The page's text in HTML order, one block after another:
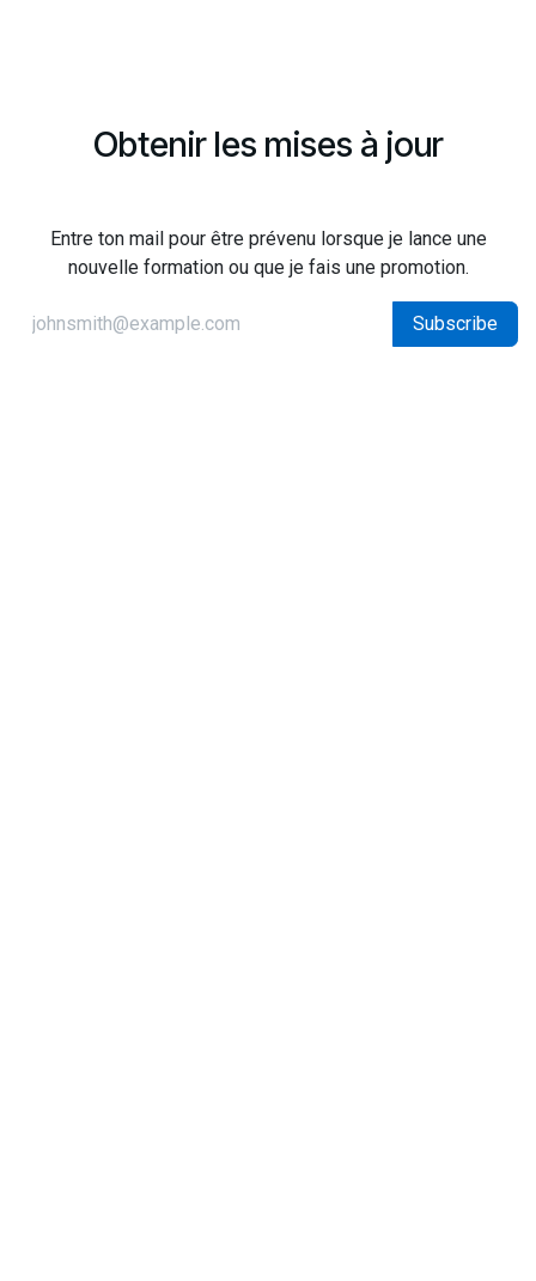
Obtenir les mises à jour
Entre ton mail pour être prévenu lorsque je lance une
nouvelle formation ou que je fais une promotion.
Subscribe